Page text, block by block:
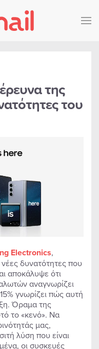
της
του
Electronics,
δυνατότητες που
αποκάλυψε ότι
αναγνωρίζει
γνωρίζει πώς αυτή
Όραμα της
το «κενό». Να
μας,
λύση που είναι
οι συσκευές